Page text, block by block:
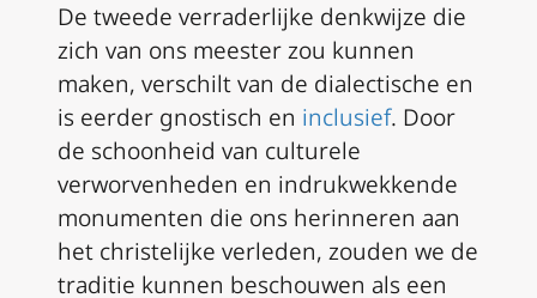
De tweede verraderlijke denkwijze die
zich van ons meester zou kunnen
maken, verschilt van de dialectische en
is eerder gnostisch en inclusief. Door
de schoonheid van culturele
verworvenheden en indrukwekkende
monumenten die ons herinneren aan
het christelijke verleden, zouden we de
traditie kunnen beschouwen als een